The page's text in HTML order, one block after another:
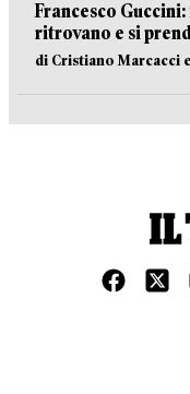
Francesco
ritrovano e si
di Cristiano Marcacci